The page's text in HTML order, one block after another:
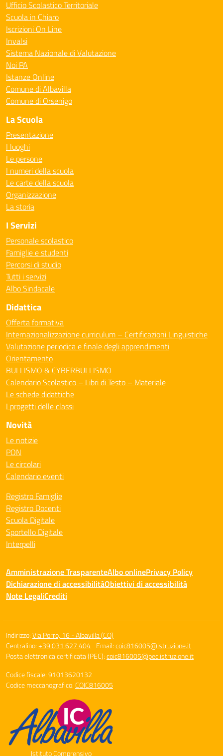
Ufficio Scolastico Territoriale
Scuola in Chiaro
Iscrizioni On Line
Invalsi
Sistema Nazionale di Valutazione
Noi PA
Istanze Online
Comune di Albavilla
Comune di Orsenigo
La Scuola
Presentazione
I luoghi
Le persone
I numeri della scuola
Le carte della scuola
Organizzazione
La storia
I Servizi
Personale scolastico
Famiglie e studenti
Percorsi di studio
Tutti i servizi
Albo Sindacale
Didattica
Offerta formativa
Internazionalizzazione curriculum – Certificazioni Linguistiche
Valutazione periodica e finale degli apprendimenti
Orientamento
BULLISMO & CYBERBULLISMO
Calendario Scolastico – Libri di Testo – Materiale
Le schede didattiche
I progetti delle classi
Novità
Le notizie
PON
Le circolari
Calendario eventi
Registro Famiglie
Registro Docenti
Scuola Digitale
Sportello Digitale
Interpelli
Amministrazione TrasparenteAlbo onlinePrivacy Policy
Dichiarazione di accessibilitàObiettivi di accessibilità
Note LegaliCrediti
Indirizzo:Via Porro, 16 - Albavilla (CO)
Centralino:+39 031 627 404 Email:coic816005@istruzione.it
Posta elettronica certificata (PEC):coic816005@pec.istruzione.it
Codice fiscale: 91013620132
Codice meccanografico:COIC816005
Istituto Comprensivo